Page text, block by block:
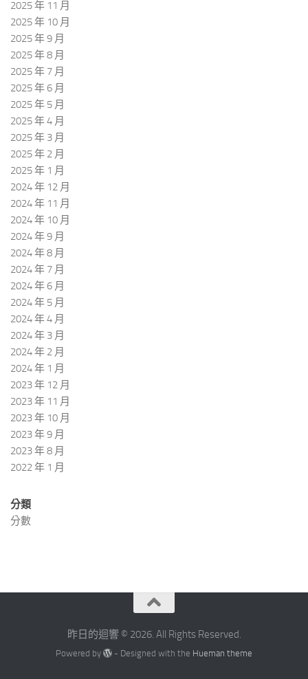
2025 年 11 月
2025 年 10 月
2025 年 9 月
2025 年 8 月
2025 年 7 月
2025 年 6 月
2025 年 5 月
2025 年 4 月
2025 年 3 月
2025 年 2 月
2025 年 1 月
2024 年 12 月
2024 年 11 月
2024 年 10 月
2024 年 9 月
2024 年 8 月
2024 年 7 月
2024 年 6 月
2024 年 5 月
2024 年 4 月
2024 年 3 月
2024 年 2 月
2024 年 1 月
2023 年 12 月
2023 年 11 月
2023 年 10 月
2023 年 9 月
2023 年 8 月
2022 年 1 月
分類
分數
昨日的迴響 © 2026. All Rights Reserved.
Powered by - Designed with the Hueman theme